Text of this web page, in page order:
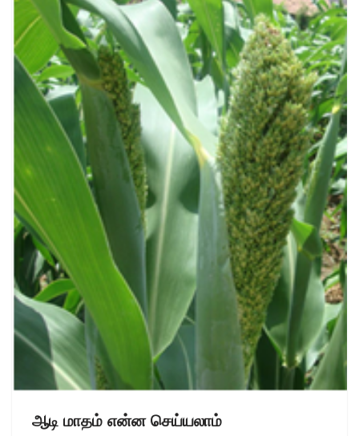
ஆடி மாதம் என்ன செய்யலாம்